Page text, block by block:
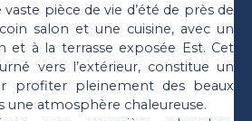
pièce de vie d’été de près de
salon et une cuisine, avec un
et à la terrasse exposée Est. Cet
vers l’extérieur, constitue un
profiter pleinement des beaux
une atmosphère chaleureuse.